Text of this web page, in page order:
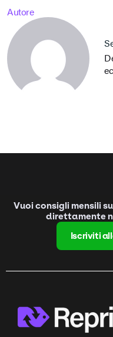
Autore
Vuoi consigli mensili
direttamente
Iscriviti